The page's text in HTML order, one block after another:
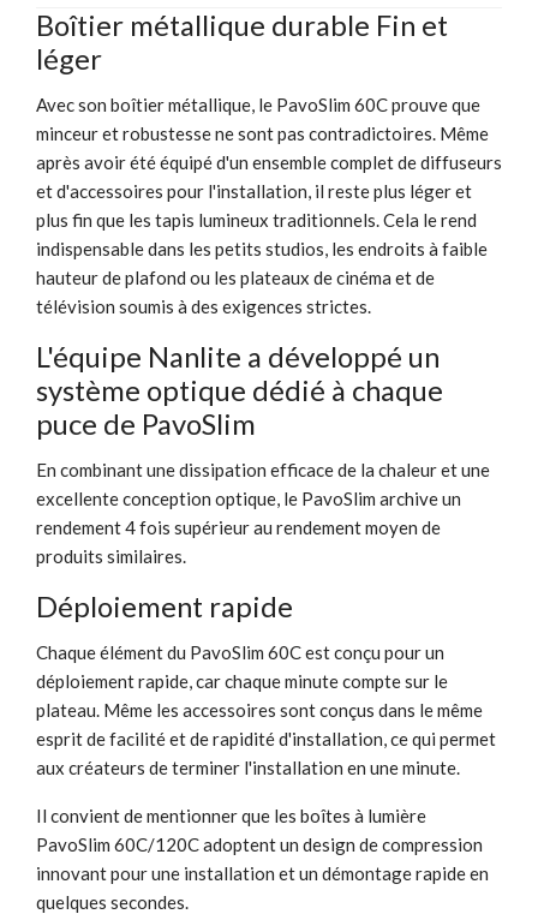
Boîtier métallique durable Fin et
léger
Avec son boîtier métallique, le PavoSlim 60C prouve que
minceur et robustesse ne sont pas contradictoires. Même
après avoir été équipé d'un ensemble complet de diffuseurs
et d'accessoires pour l'installation, il reste plus léger et
plus fin que les tapis lumineux traditionnels. Cela le rend
indispensable dans les petits studios, les endroits à faible
hauteur de plafond ou les plateaux de cinéma et de
télévision soumis à des exigences strictes.
L'équipe Nanlite a développé un
système optique dédié à chaque
puce de PavoSlim
En combinant une dissipation efficace de la chaleur et une
excellente conception optique, le PavoSlim archive un
rendement 4 fois supérieur au rendement moyen de
produits similaires.
Déploiement rapide
Chaque élément du PavoSlim 60C est conçu pour un
déploiement rapide, car chaque minute compte sur le
plateau. Même les accessoires sont conçus dans le même
esprit de facilité et de rapidité d'installation, ce qui permet
aux créateurs de terminer l'installation en une minute.
Il convient de mentionner que les boîtes à lumière
PavoSlim 60C/120C adoptent un design de compression
innovant pour une installation et un démontage rapide en
quelques secondes.